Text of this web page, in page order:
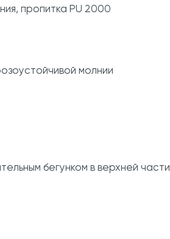
пропитка PU 2000
молнии
бегунком в верхней части